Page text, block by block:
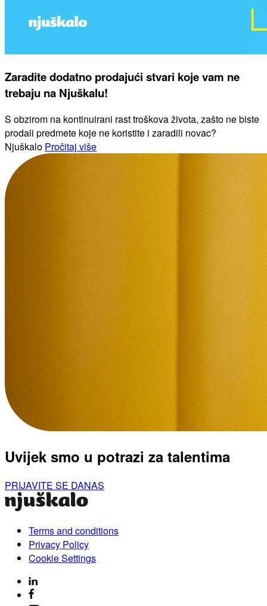
Zaradite dodatno prodajući stvari koje vam ne
trebaju na Njuškalu!
S obzirom na kontinuirani rast troškova života, zašto ne biste
prodali predmete koje ne koristite i zaradili novac?
Njuškalo Pročitaj više
Uvijek smo u potrazi za talentima
PRIJAVITE SE DANAS
Terms and conditions
Privacy Policy
Cookie Settings